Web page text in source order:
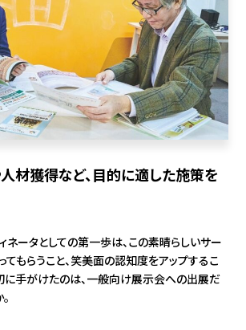
材獲得など、目的に適した施策を
ネータとしての第一歩は、この素晴らしいサー
てもらうこと、笑美面の認知度をアップするこ
に手がけたのは、一般向け展示会への出展だ